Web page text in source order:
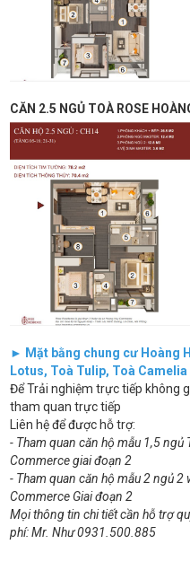
CĂN 2.5 NGỦ TOÀ ROSE
► Mặt bằng chung cư Hoàng
Lotus, Toà Tulip, Toà Camelia
Để Trải nghiệm trực tiếp không
tham quan trực tiếp
Liên hệ để được hỗ trợ:
- Tham quan căn hộ mẫu 1,5 ngủ
Commerce giai đoạn 2
- Tham quan căn hộ mẫu 2 ngủ 2
Commerce Giai đoạn 2
Mọi thông tin chi tiết cần hỗ trợ
phí: Mr. Như 0931.500.885